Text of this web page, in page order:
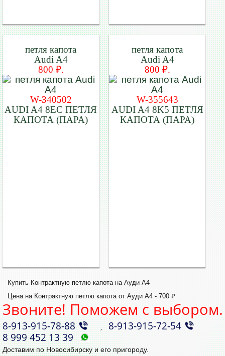
петля капота
Audi A4
800 ₽.
W-340502
AUDI A4 8EC ПЕТЛЯ
КАПОТА (ПАРА)
петля капота
Audi A4
800 ₽.
W-355643
AUDI A4 8K5 ПЕТЛЯ
КАПОТА (ПАРА)
Купить Контрактную петлю капота на Ауди А4
Цена на Контрактную петлю капота от Ауди А4 - 700 ₽
Звоните! Поможем с выбором.
8‑913‑915‑78‑88 ,8‑913‑915‑72‑54
8 999 452 13 39
Доставим по Новосибирску и его пригороду.